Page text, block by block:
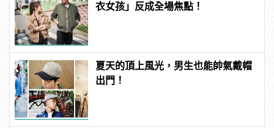
衣女孩」反成全場焦點！
夏天的頂上風光，男生也能帥氣戴帽
出門！